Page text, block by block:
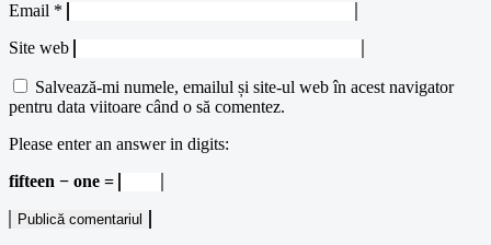
Email *
Site web
Salvează-mi numele, emailul și site-ul web în acest navigator
pentru data viitoare când o să comentez.
Please enter an answer in digits:
fifteen − one =